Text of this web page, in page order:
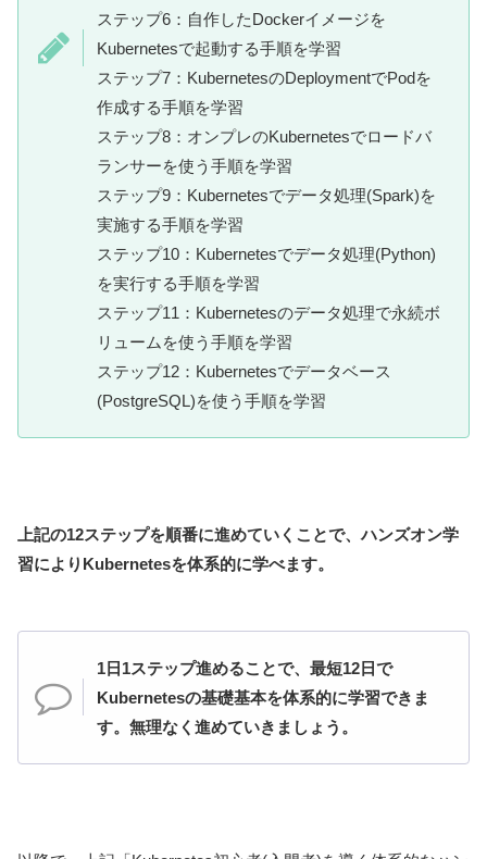
ステップ6：自作したDockerイメージを
Kubernetesで起動する手順を学習
ステップ7：KubernetesのDeploymentでPodを
作成する手順を学習
ステップ8：オンプレのKubernetesでロードバ
ランサーを使う手順を学習
ステップ9：Kubernetesでデータ処理(Spark)を
実施する手順を学習
ステップ10：Kubernetesでデータ処理(Python)
を実行する手順を学習
ステップ11：Kubernetesのデータ処理で永続ボ
リュームを使う手順を学習
ステップ12：Kubernetesでデータベース
(PostgreSQL)を使う手順を学習
上記の12ステップを順番に進めていくことで、ハンズオン学
習によりKubernetesを体系的に学べます。
1日1ステップ進めることで、最短12日で
Kubernetesの基礎基本を体系的に学習できま
す。無理なく進めていきましょう。